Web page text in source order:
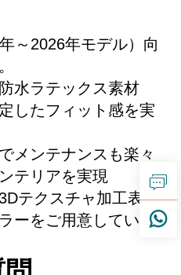
～2026年モデル）向
水ラテックス素材
したフィット感を実
メンテナンスも楽々
テリアを実現
テクスチャ加工表面
ーをご用意していま